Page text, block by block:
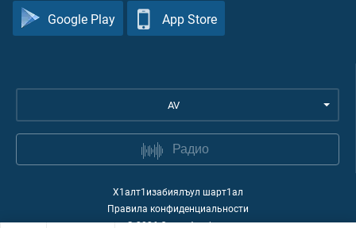
Google Play App Store
AV
Радио
Х1алт1изабиялъул шарт1ал
Правила конфиденциальности
©2026Quran Academy